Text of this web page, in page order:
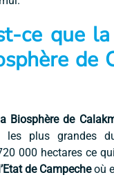
ce que
de
Biosphère de
les plus grandes
000 hectares ce
l’Etat de Campecheoù